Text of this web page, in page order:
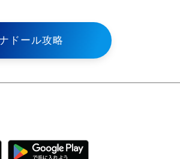
ドール攻略